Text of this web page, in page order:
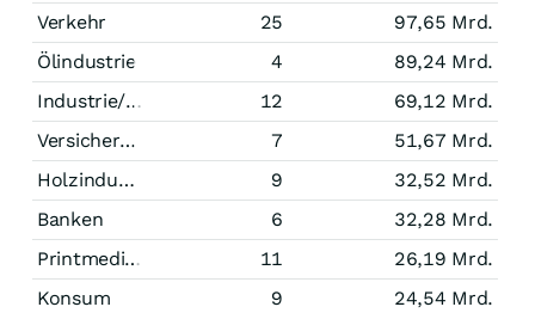
Verkehr
25
97,65 Mrd.
Ölindustrie
4
89,24 Mrd.
Industrie/Mischkonzerne
12
69,12 Mrd.
Versicherungen
7
51,67 Mrd.
Holzindustrie
9
32,52 Mrd.
Banken
6
32,28 Mrd.
Printmedien
11
26,19 Mrd.
Konsum
9
24,54 Mrd.